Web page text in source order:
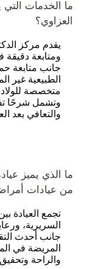
ما الخدمات التي
العزاوي؟
يقدم مركز
ومتابعة
جانب متابعة
الطبيعية غير
متخصصة
وتشمل شرحًا
والتعافي بعد
ما الذي يميز
من عيادات
السريرية،
جانب أحدث
المريضة في
والراحة